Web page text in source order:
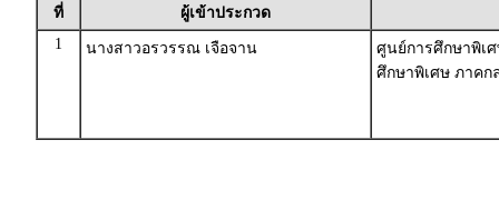
ที่
ผู้เข้าประกวด
1
นางสาวอรวรรณ เจือจาน
ศูนย์การศึกษาพิเ
ศึกษาพิเศษ ภาคก